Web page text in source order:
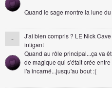
Quand le sage montre la lune
-
J'ai bien compris ? LE Nick Cave
intigant
Quand au rôle principal...ça va
de magique qui s'était crée
l'a incarné...jusqu'au bout :(